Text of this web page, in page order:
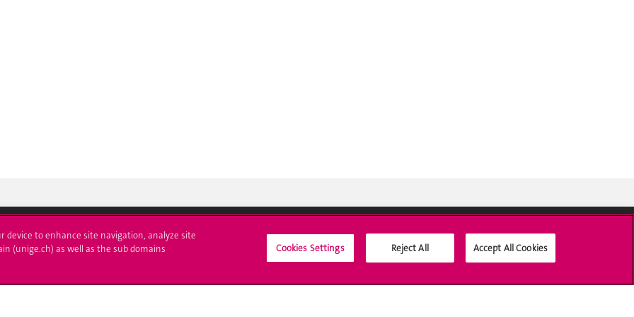
à l'UNIGE L'UNIGE vous informe
UNIGE Mobile
Médias sociaux UNIGE
device to enhance site navigation, analyze site
(unige.ch) as well as the sub domains
Cookies Settings Reject All Accept All Cookies